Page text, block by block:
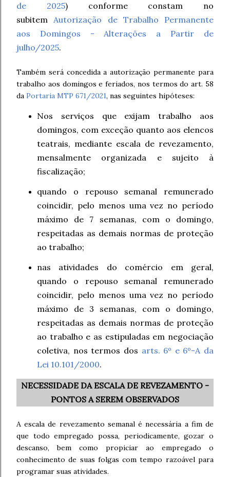
de 2025) conforme constam no
subitemAutorização de Trabalho Permanente
aos Domingos - Alterações a Partir de
julho/2025.
Também será concedida a autorização permanente para
trabalho aos domingos e feriados, nos termos do art. 58
da Portaria MTP 671/2021, nas seguintes hipóteses:
Nos serviços que exijam trabalho aos
domingos, com exceção quanto aos elencos
teatrais, mediante escala de revezamento,
mensalmente organizada e sujeito à
fiscalização;
quando o repouso semanal remunerado
coincidir, pelo menos uma vez no período
máximo de 7 semanas, com o domingo,
respeitadas as demais normas de proteção
ao trabalho;
nas atividades do comércio em geral,
quando o repouso semanal remunerado
coincidir, pelo menos uma vez no período
máximo de 3 semanas, com o domingo,
respeitadas as demais normas de proteção
ao trabalho e as estipuladas em negociação
coletiva, nos termos dos arts. 6º e 6º-A da
Lei 10.101/2000.
NECESSIDADE DA ESCALA DE REVEZAMENTO -
PONTOS A SEREM OBSERVADOS
A escala de revezamento semanal é necessária a fim de
que todo empregado possa, periodicamente, gozar o
descanso, bem como propiciar ao empregado o
conhecimento de suas folgas com tempo razoável para
programar suas atividades.